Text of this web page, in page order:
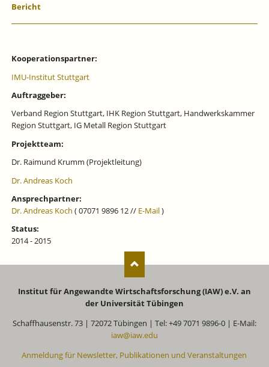
Bericht
Kooperationspartner:
IMU-Institut Stuttgart
Auftraggeber:
Verband Region Stuttgart, IHK Region Stuttgart, Handwerkskammer
Region Stuttgart, IG Metall Region Stuttgart
Projektteam:
Dr. Raimund Krumm (Projektleitung)
Dr. Andreas Koch
Ansprechpartner:
Dr. Andreas Koch ( 07071 9896 12 // E-Mail)
Status:
2014 - 2015
Institut für Angewandte Wirtschaftsforschung (IAW) e.V. an
der Universität Tübingen
Schaffhausenstr. 73 | 72072 Tübingen | Tel: +49 7071 9896-0 | E-Mail:
iaw@iaw.edu
Anmeldung für Newsletter, Publikationen und Veranstaltungen